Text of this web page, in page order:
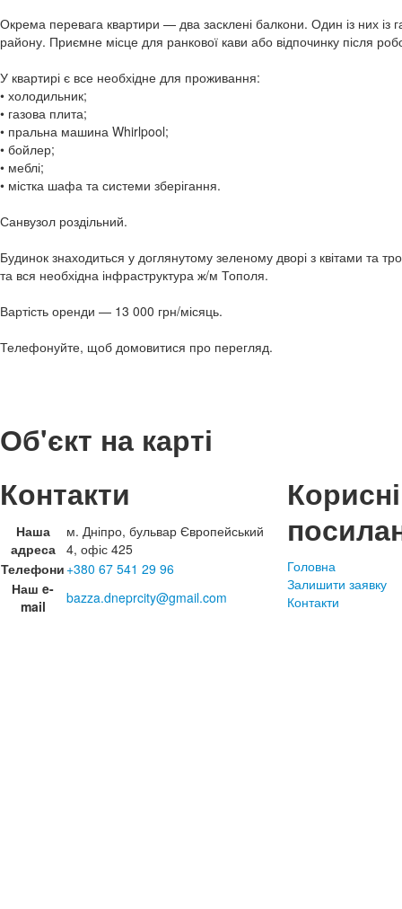
Окрема перевага квартири — два засклені балкони. Один із них із
району. Приємне місце для ранкової кави або відпочинку після
У квартирі є все необхідне для проживання:
• холодильник;
• газова плита;
• пральна машина Whirlpool;
• бойлер;
• меблі;
• містка шафа та системи зберігання.
Санвузол роздільний.
Будинок знаходиться у доглянутому зеленому дворі з квітами та
та вся необхідна інфраструктура ж/м Тополя.
Вартість оренди — 13 000 грн/місяць.
Телефонуйте, щоб домовитися про перегляд.
Об'єкт на карті
Контакти
Наша
адреса
м. Дніпро, бульвар Європейський
4, офіс 425
Телефони +380 67 541 29 96
Наш e-
mail
bazza.dneprcity@gmail.com
Корисні
Головна
Залишити заявку
Контакти